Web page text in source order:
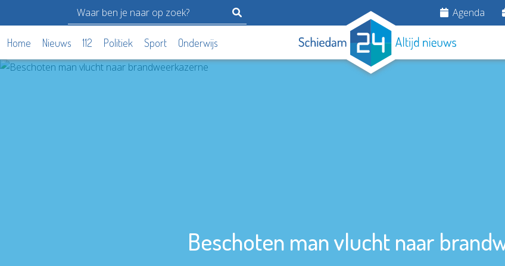
Agenda
Home Nieuws 112 Politiek Sport Onderwijs
Beschoten man vlucht naar